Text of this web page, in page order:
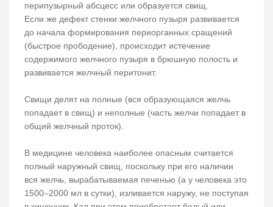
перипузырный абсцесс или образуется свищ.
Если же дефект стенки желчного пузыря развивается
до начала формирования периорганных сращений
(быстрое прободение), происходит истечение
содержимого желчного пузыря в брюшную полость и
развивается желчный перитонит.
Свищи делят на полные (вся образующаяся желчь
попадает в свищ) и неполные (часть желчи попадает в
общий желчный проток).
В медицине человека наиболее опасным считается
полный наружный свищ, поскольку при его наличии
вся желчь, вырабатываемая печенью (а у человека это
1500–2000 мл в сутки), изливается наружу, не поступая